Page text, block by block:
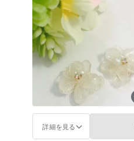
詳細を見る